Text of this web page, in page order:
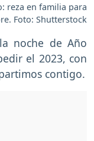
reza en familia para
Foto: Shutterstock
noche de Año
el 2023, con
contigo.